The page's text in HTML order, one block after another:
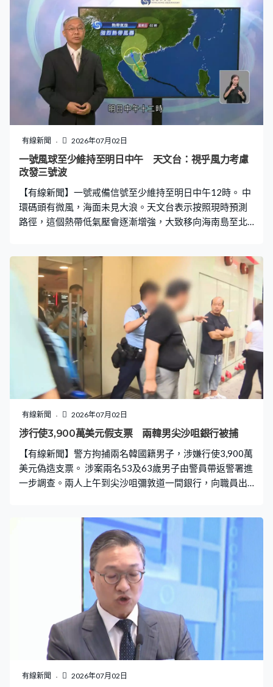
而綠置居的三個項目高宏苑、錦柏苑及宏緻苑，平均售價
約為116萬元。申請者要在本月16日前提交申請表，預計
今年第三季選樓。
有線新聞 2026年07月02日
一號風球至少維持至明日中午 天文台：視乎風力考慮
改發三號波
【有線新聞】一號戒備信號至少維持至明日中午12時。 中
環碼頭有微風，海面未見大浪。天文台表示按照現時預測
路徑，這個熱帶低氣壓會逐漸增強，大致移向海南島至北
科學主任林學賢：「今日日間組織仍較為鬆散，大致採取
偏西路徑，移向海南島以南海域，與本港保持相當距離。
一號戒備信號會至少維持至明日中午12時，隨後天文台會
視乎熱帶氣旋的強度變化、強風區與珠江口的距離及本地
風力情況，評估是否需要改發三號強風信號。」
有線新聞 2026年07月02日
涉行使3,900萬美元假支票 兩韓男尖沙咀銀行被捕
【有線新聞】警方拘捕兩名韓國籍男子，涉嫌行使3,900萬
美元偽造支票。 涉案兩名53及63歲男子由警員帶返警署進
一步調查。兩人上午到尖沙咀彌敦道一間銀行，向職員出
警方列作串謀欺詐案處理。
有線新聞 2026年07月02日